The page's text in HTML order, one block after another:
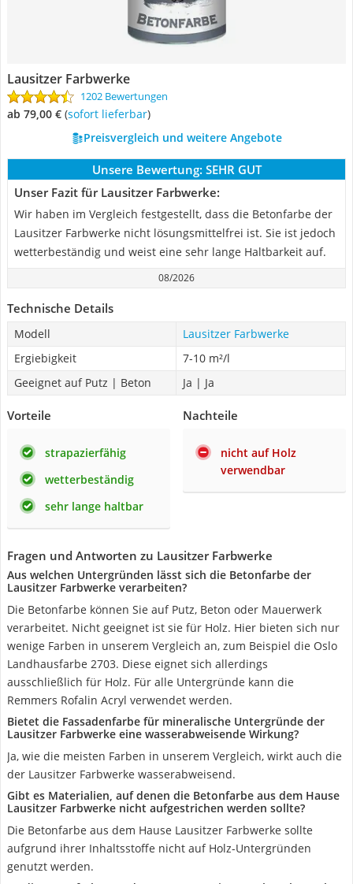
Lausitzer Farbwerke
1202 Bewertungen
ab 79,00 € ( Sofort lieferbar)
Preisvergleich und weitere Angebote
Unsere Bewertung: SEHR GUT
Unser Fazit für Lausitzer Farbwerke:
Wir haben im Vergleich festgestellt, dass die Betonfarbe der
Lausitzer Farbwerke nicht lösungsmittelfrei ist. Sie ist jedoch
wetterbeständig und weist eine sehr lange Haltbarkeit auf.
08/2026
Technische Details
Modell
Lausitzer Farbwerke
Ergiebigkeit
7-10 m²/l
Geeignet auf Putz | Beton
Ja | Ja
Vorteile
strapazierfähig
wetterbeständig
sehr lange haltbar
Nachteile
nicht auf Holz
verwendbar
Fragen und Antworten zu Lausitzer Farbwerke
Aus welchen Untergründen lässt sich die Betonfarbe der
Lausitzer Farbwerke verarbeiten?
Die Betonfarbe können Sie auf Putz, Beton oder Mauerwerk
verarbeitet. Nicht geeignet ist sie für Holz. Hier bieten sich nur
wenige Farben in unserem Vergleich an, zum Beispiel die Oslo
Landhausfarbe 2703. Diese eignet sich allerdings
ausschließlich für Holz. Für alle Untergründe kann die
Remmers Rofalin Acryl verwendet werden.
Bietet die Fassadenfarbe für mineralische Untergründe der
Lausitzer Farbwerke eine wasserabweisende Wirkung?
Ja, wie die meisten Farben in unserem Vergleich, wirkt auch die
der Lausitzer Farbwerke wasserabweisend.
Gibt es Materialien, auf denen die Betonfarbe aus dem Hause
Lausitzer Farbwerke nicht aufgestrichen werden sollte?
Die Betonfarbe aus dem Hause Lausitzer Farbwerke sollte
aufgrund ihrer Inhaltsstoffe nicht auf Holz-Untergründen
genutzt werden.